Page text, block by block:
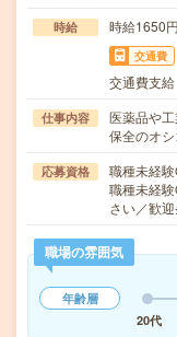
時給 時給1650円
交通費
交通費支給
仕事内容
医薬品や
保全のオ
応募資格
職種未経
職種未経
さい／歓
職場の雰囲気
年齢層
20代